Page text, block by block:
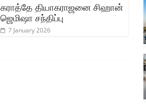
கராத்தே தியாகராஜனை சிஹான்
ஜெமிஷா சந்திப்பு
7 January 2026